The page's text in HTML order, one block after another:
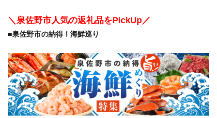
＼泉佐野市人気の返礼品をPickUp／
■泉佐野市の納得！海鮮巡り